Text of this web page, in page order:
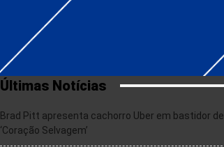
Últimas Notícias
Brad Pitt apresenta cachorro Uber em bastidor de
‘Coração Selvagem’